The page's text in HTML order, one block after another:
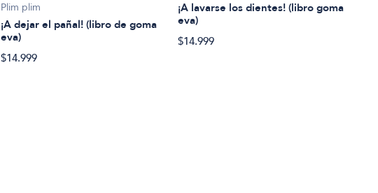
Plim plim
¡A dejar el pañal! (libro de goma
eva)
$14.999
¡A lavarse los dientes! (libro goma
eva)
$14.999